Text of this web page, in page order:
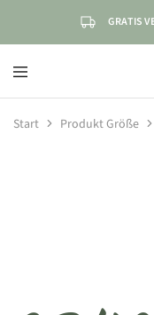
GRATIS
ojun
einfach
Start Produkt Größe